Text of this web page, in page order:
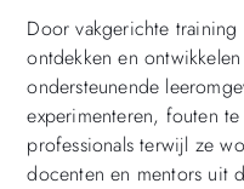
Door vakgerichte training
ontdekken en
ondersteunende
experimenteren, fouten
professionals terwijl ze
docenten en mentors uit